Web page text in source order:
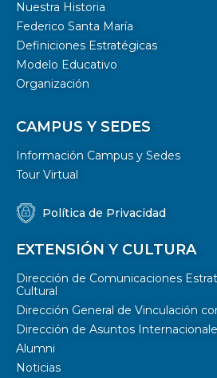
Nuestra Historia
Federico Santa María
Definiciones Estratégicas
Modelo Educativo
Organización
CAMPUS Y SEDES
Información Campus y Sedes
Tour Virtual
Política de Privacidad
EXTENSIÓN Y CULTURA
Dirección de Comunicaciones
Cultural
Dirección General de Vinculación
Dirección de Asuntos
Alumni
Noticias